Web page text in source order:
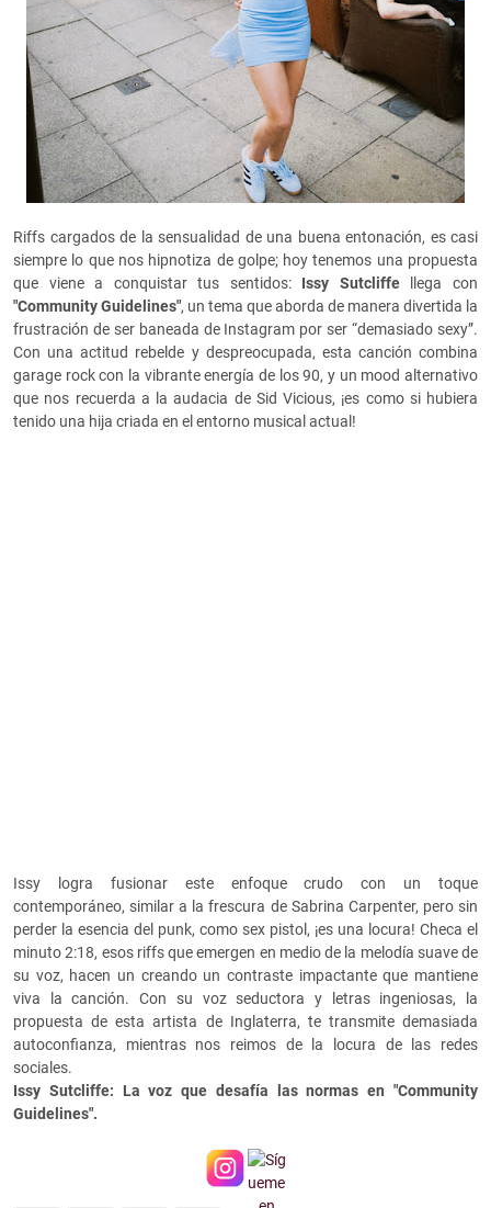
Riffs cargados de la sensualidad de una buena entonación, es casi
siempre lo que nos hipnotiza de golpe; hoy tenemos una propuesta
que viene a conquistar tus sentidos: Issy Sutcliffellega con
"Community Guidelines", un tema que aborda de manera divertida la
frustración de ser baneada de Instagram por ser “demasiado sexy”.
Con una actitud rebelde y despreocupada, esta canción combina
garage rock con la vibrante energía de los 90, y un mood alternativo
que nos recuerda a la audacia de Sid Vicious, ¡es como si hubiera
tenido una hija criada en el entorno musical actual!
Issy logra fusionar este enfoque crudo con un toque
contemporáneo, similar a la frescura de Sabrina Carpenter, pero sin
perder la esencia del punk, como sex pistol, ¡es una locura! Checa el
minuto 2:18, esos riffs que emergen en medio de la melodía suave de
su voz, hacen un creando un contraste impactante que mantiene
viva la canción. Con su voz seductora y letras ingeniosas, la
propuesta de esta artista de Inglaterra, te transmite demasiada
autoconfianza, mientras nos reimos de la locura de las redes
sociales.
Issy Sutcliffe: La voz que desafía las normas en "Community
Guidelines".